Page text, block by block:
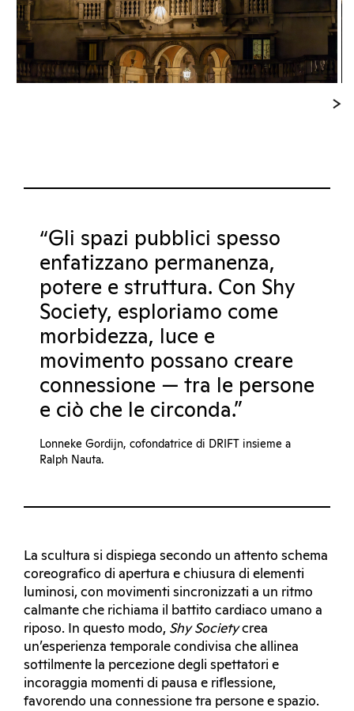
“Gli spazi pubblici spesso
enfatizzano permanenza,
potere e struttura. Con Shy
Society, esploriamo come
morbidezza, luce e
movimento possano creare
connessione — tra le persone
e ciò che le circonda.”
Lonneke Gordijn, cofondatrice di DRIFT insieme a
Ralph Nauta.
La scultura si dispiega secondo un attento schema
coreografico di apertura e chiusura di elementi
luminosi, con movimenti sincronizzati a un ritmo
calmante che richiama il battito cardiaco umano a
riposo. In questo modo, Shy Societycrea
un’esperienza temporale condivisa che allinea
sottilmente la percezione degli spettatori e
incoraggia momenti di pausa e riflessione,
favorendo una connessione tra persone e spazio.